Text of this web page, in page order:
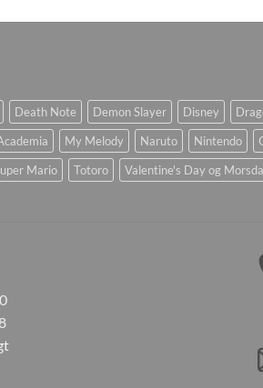
Death Note Demon Slayer Disney
My Melody Naruto Nintendo
Mario Totoro Valentine's Day og